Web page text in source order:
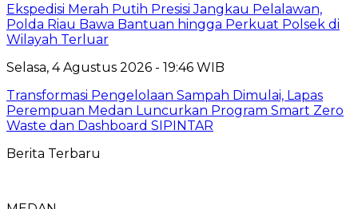
Ekspedisi Merah Putih Presisi Jangkau Pelalawan,
Polda Riau Bawa Bantuan hingga Perkuat Polsek di
Wilayah Terluar
Selasa, 4 Agustus 2026 - 19:46 WIB
Transformasi Pengelolaan Sampah Dimulai, Lapas
Perempuan Medan Luncurkan Program Smart Zero
Waste dan Dashboard SIPINTAR
Berita Terbaru